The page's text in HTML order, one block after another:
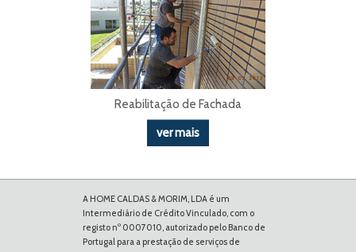
Reabilitação de Fachada
ver mais
A HOME CALDAS & MORIM, LDA é um
Intermediário de Crédito Vinculado, com o
registo nº 0007010, autorizado pelo Banco de
Portugal para a prestação de serviços de